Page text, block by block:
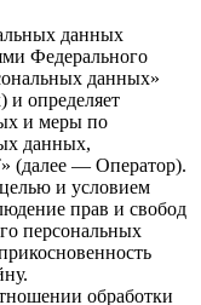
данных
Федерального
данных»
и определяет
и меры по
данных,
— Оператор).
и условием
прав и свобод
персональных
обработки